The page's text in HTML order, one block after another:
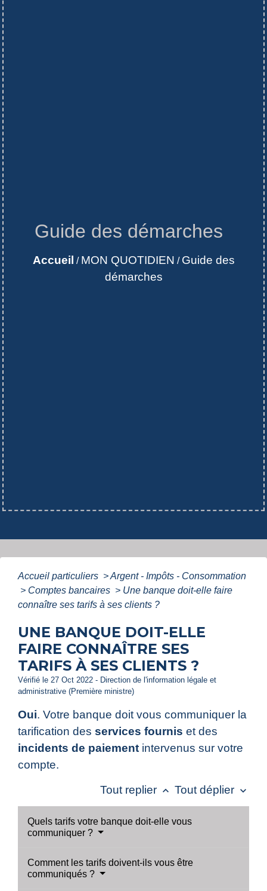
Guide des démarches
Accueil / MON QUOTIDIEN / Guide des
démarches
Accueil particuliers >Argent - Impôts - Consommation
> Comptes bancaires > Une banque doit-elle faire
connaître ses tarifs à ses clients ?
UNE BANQUE DOIT-ELLE
FAIRE CONNAÎTRE SES
TARIFS À SES CLIENTS ?
Vérifié le 27 Oct 2022 - Direction de l'information légale et
administrative (Première ministre)
Oui. Votre banque doit vous communiquer la
tarification des services fournis et des
incidents de paiement intervenus sur votre
compte.
Tout replier keyboard_arrow_up Tout déplier keyboard_arrow_down
Quels tarifs votre banque doit-elle vous
communiquer ?
Comment les tarifs doivent-ils vous être
communiqués ?